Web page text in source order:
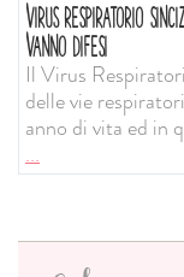
VIRUS RESPIRATORIO
VANNO DIFESI
Il Virus
delle vie
anno di vita ed in
...